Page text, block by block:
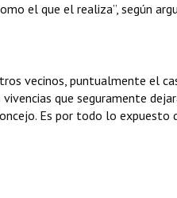
el que el realiza”, según
vecinos, puntualmente el
vivencias que seguramente
Es por todo lo expuesto